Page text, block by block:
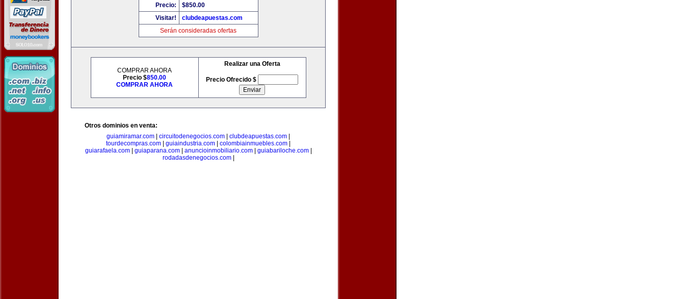
Precio:
$850.00
Visitar!
clubdeapuestas.com
Serán consideradas ofertas
COMPRAR AHORA
Precio $850.00
COMPRAR AHORA
Realizar una Oferta
Precio Ofrecido $
Otros dominios en venta:
guiamiramar.com
circuitodenegocios.com clubdeapuestas.com
tourdecompras.com
guiaindustria.com colombiainmuebles.com
guiarafaela.com| guiaparana.com| anuncioinmobiliario.com| guiabariloche.com|
rodadasdenegocios.com|